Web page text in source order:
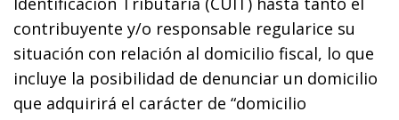
contribuyente y/o responsable regularice su
situación con relación al domicilio fiscal, lo que
incluye la posibilidad de denunciar un domicilio
que adquirirá el carácter de “domicilio